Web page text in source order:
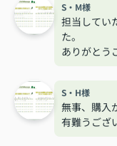
S・M様
担当してい
た。
ありがとう
S・H様
無事、購入
有難うござ